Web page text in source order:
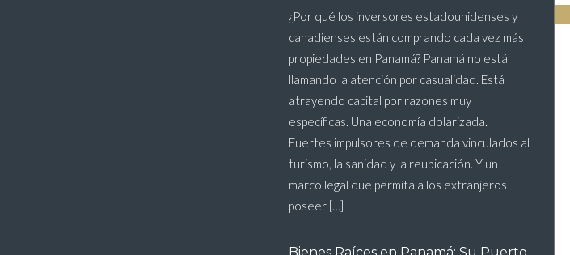
¿Por qué los inversores estadounidenses y
canadienses están comprando cada vez más
propiedades en Panamá? Panamá no está
llamando la atención por casualidad. Está
atrayendo capital por razones muy
específicas. Una economía dolarizada.
Fuertes impulsores de demanda vinculados al
turismo, la sanidad y la reubicación. Y un
marco legal que permita a los extranjeros
poseer […]